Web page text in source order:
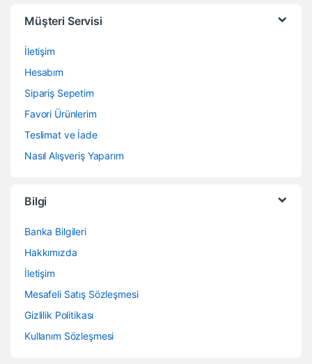
Müşteri Servisi
İletişim
Hesabım
Sipariş Sepetim
Favori Ürünlerim
Teslimat ve İade
Nasıl Alışveriş Yaparım
Bilgi
Banka Bilgileri
Hakkımızda
İletişim
Mesafeli Satış Sözleşmesi
Gizlilik Politikası
Kullanım Sözleşmesi